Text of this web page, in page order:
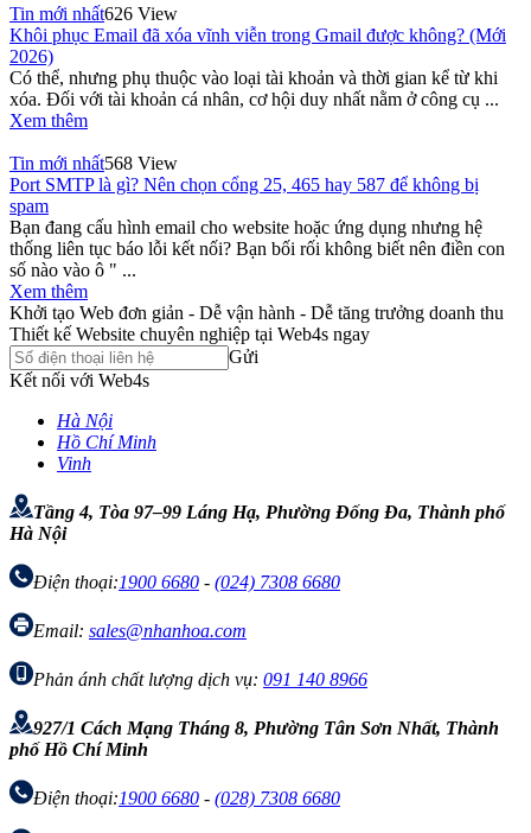
Tin mới nhất626 View
Khôi phục Email đã xóa vĩnh viễn trong Gmail được không? (Mới
2026)
Có thể, nhưng phụ thuộc vào loại tài khoản và thời gian kể từ khi
xóa. Đối với tài khoản cá nhân, cơ hội duy nhất nằm ở công cụ ...
Xem thêm
Tin mới nhất568 View
Port SMTP là gì? Nên chọn cổng 25, 465 hay 587 để không bị
spam
Bạn đang cấu hình email cho website hoặc ứng dụng nhưng hệ
thống liên tục báo lỗi kết nối? Bạn bối rối không biết nên điền con
số nào vào ô " ...
Xem thêm
Khởi tạo Web đơn giản - Dễ vận hành - Dễ tăng trưởng doanh thu
Thiết kế Website chuyên nghiệp tại Web4s ngay
Gửi
Kết nối với Web4s
Hà Nội
Hồ Chí Minh
Vinh
Tầng 4, Tòa 97–99 Láng Hạ, Phường Đống Đa, Thành phố
Hà Nội
Điện thoại:1900 6680 - (024) 7308 6680
Email: sales@nhanhoa.com
Phản ánh chất lượng dịch vụ: 091 140 8966
927/1 Cách Mạng Tháng 8, Phường Tân Sơn Nhất, Thành
phố Hồ Chí Minh
Điện thoại:1900 6680 - (028) 7308 6680